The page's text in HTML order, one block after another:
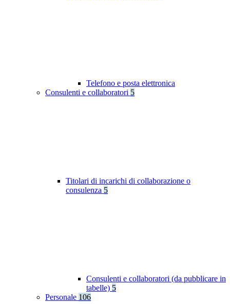
Telefono e posta elettronica
Consulenti e collaboratori 5
Titolari di incarichi di collaborazione o
consulenza 5
Consulenti e collaboratori (da pubblicare in
tabelle) 5
Personale 106